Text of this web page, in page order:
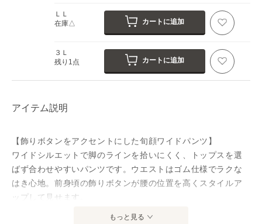
ＬＬ
在庫△
カートに追加
３Ｌ
残り1点
カートに追加
アイテム説明
【飾りボタンをアクセントにした旬顔ワイドパンツ】
ワイドシルエットで脚のラインを拾いにくく、トップスを選
ばず合わせやすいパンツです。ウエストはゴム仕様でラクな
はき心地。前身頃の飾りボタンが腰の位置を高くスタイルア
ップして見せます。
もっと見る